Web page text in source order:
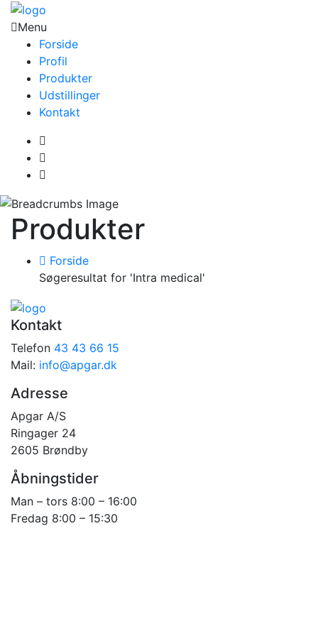
Menu
Forside
Profil
Produkter
Udstillinger
Kontakt
Produkter
Forside
Søgeresultat for 'Intra medical'
Kontakt
Telefon 43 43 66 15
Mail: info@apgar.dk
Adresse
Apgar A/S
Ringager 24
2605 Brøndby
Åbningstider
Man – tors 8:00 – 16:00
Fredag 8:00 – 15:30